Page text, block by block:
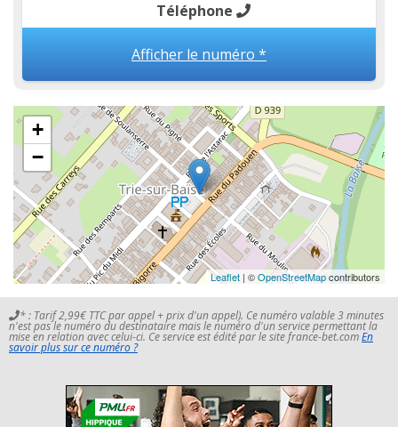
Téléphone
Afficher le numéro *
+
−
Leaflet | ©OpenStreetMapcontributors
* : Tarif 2,99€ TTC par appel + prix d'un appel). Ce numéro valable 3 minutes
n'est pas le numéro du destinataire mais le numéro d'un service permettant la
mise en relation avec celui-ci. Ce service est édité par le site france-bet.comEn
savoir plus sur ce numéro ?